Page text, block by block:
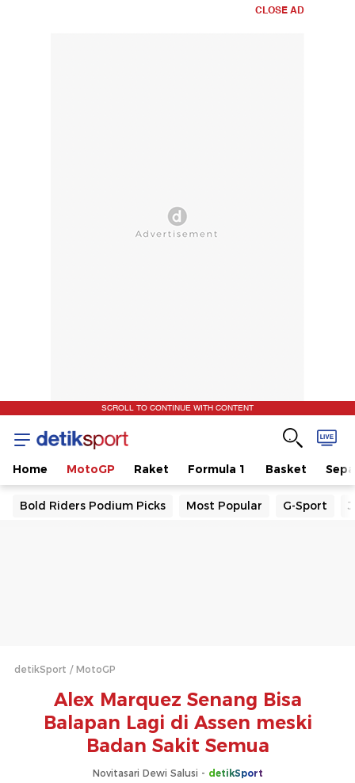
CLOSE AD
SCROLL TO CONTINUE WITH CONTENT
Home MotoGP Raket Formula 1 Basket
Bold Riders Podium Picks Most Popular G-Sport
detikSport MotoGP
Alex Marquez Senang Bisa
Balapan Lagi di Assen meski
Badan Sakit Semua
Novitasari Dewi Salusi - detikSport